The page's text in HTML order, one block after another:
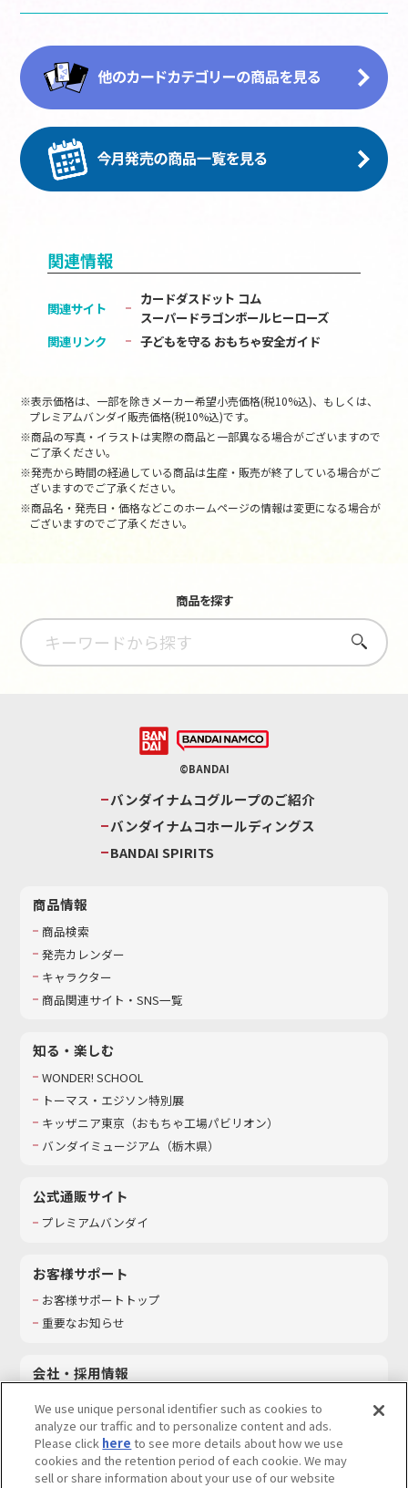
関連情報
関連サイト
カードダスドット コム
スーパードラゴンボールヒーローズ
関連リンク
子どもを守る おもちゃ安全ガイド
※表示価格は、一部を除きメーカー希望小売価格(税10%込)、もしくは、
プレミアムバンダイ販売価格(税10%込)です。
※商品の写真・イラストは実際の商品と一部異なる場合がございますので
ご了承ください。
※発売から時間の経過している商品は生産・販売が終了している場合がご
ざいますのでご了承ください。
※商品名・発売日・価格などこのホームページの情報は変更になる場合が
ございますのでご了承ください。
商品を探す
さがす
©BANDAI
バンダイナムコグループのご紹介
バンダイナムコホールディングス
BANDAI SPIRITS
商品情報
商品検索
発売カレンダー
キャラクター
商品関連サイト・SNS一覧
知る・楽しむ
WONDER! SCHOOL
トーマス・エジソン特別展
キッザニア東京（おもちゃ工場パビリオン）​
バンダイミュージアム（栃木県）
公式通販サイト
プレミアムバンダイ
お客様サポート
お客様サポートトップ
重要なお知らせ
会社・採用情報
採用情報
サステナビリティ
お問い合わせ
We use unique personal identifier such as cookies to
analyze our traffic and to personalize content and ads.
Please click here to see more details about how we use
cookies and the retention period of each cookie. We may
sell or share information about your use of our website